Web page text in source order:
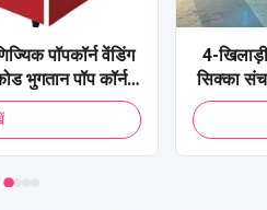
पॉपकॉर्न वेंडिंग
भुगतान पॉप कॉर्न
4-
सिक्का
शूटिंग